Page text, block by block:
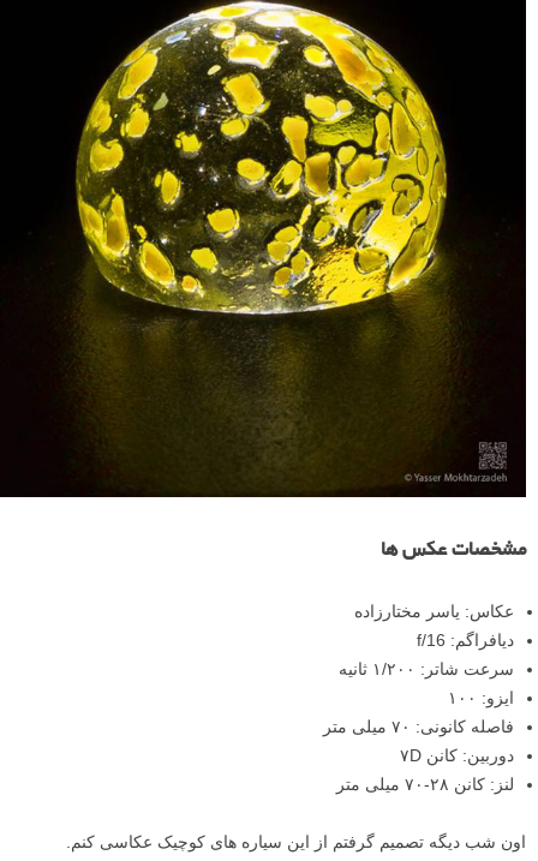
مشخصات عکس ها
عکاس: یاسر مختارزاده
دیافراگم: f/16
سرعت شاتر: ۱/۲۰۰ ثانیه
ایزو: ۱۰۰
فاصله کانونی: ۷۰ میلی متر
دوربین: کانن ۷D
لنز: کانن ۲۸-۷۰ میلی متر
اون شب دیگه تصمیم گرفتم از این سیاره های کوچیک عکاسی کنم.